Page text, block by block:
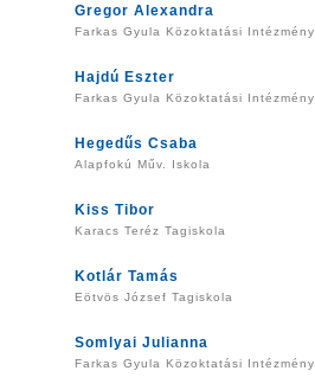
Gregor Alexandra
Farkas Gyula Közoktatási Intézmény
Hajdú Eszter
Farkas Gyula Közoktatási Intézmény
Hegedűs Csaba
Alapfokú Műv. Iskola
Kiss Tibor
Karacs Teréz Tagiskola
Kotlár Tamás
Eötvös József Tagiskola
Somlyai Julianna
Farkas Gyula Közoktatási Intézmény